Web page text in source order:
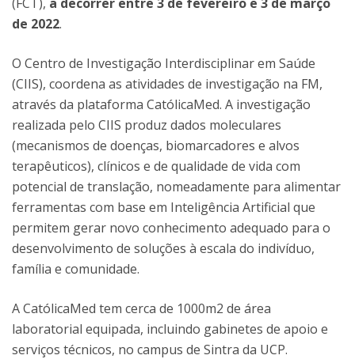
de 2022.
O Centro de Investigação Interdisciplinar em Saúde
(CIIS), coordena as atividades de investigação na FM,
através da plataforma CatólicaMed. A investigação
realizada pelo CIIS produz dados moleculares
(mecanismos de doenças, biomarcadores e alvos
terapêuticos), clínicos e de qualidade de vida com
potencial de translação, nomeadamente para alimentar
ferramentas com base em Inteligência Artificial que
permitem gerar novo conhecimento adequado para o
desenvolvimento de soluções à escala do indivíduo,
família e comunidade.
A CatólicaMed tem cerca de 1000m2 de área
laboratorial equipada, incluindo gabinetes de apoio e
serviços técnicos, no campus de Sintra da UCP.